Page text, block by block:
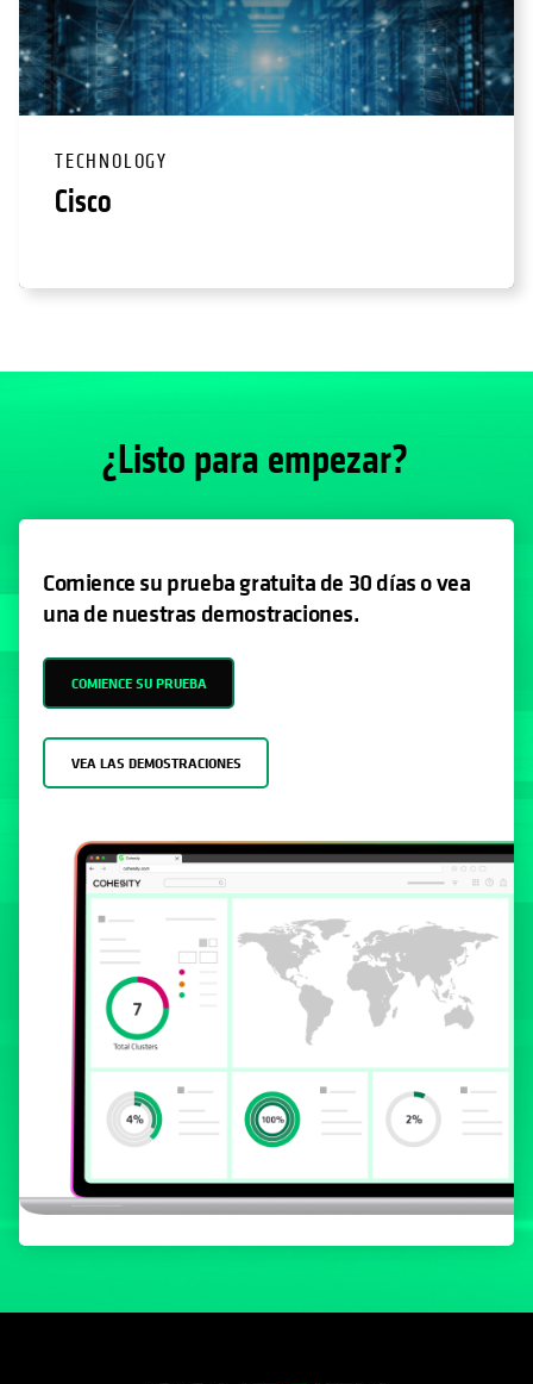
TECHNOLOGY
Cisco
¿Listo para empezar?
Comience su prueba gratuita de 30 días o vea
una de nuestras demostraciones.
COMIENCE SU PRUEBA
VEA LAS DEMOSTRACIONES